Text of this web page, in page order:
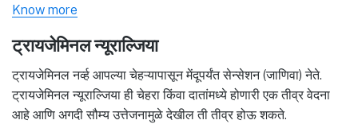
Know more
ट्रायजेमिनल न्यूराल्जिया
ट्रायजेमिनल नर्व्ह आपल्या चेहऱ्यापासून मेंदूपर्यंत सेन्सेशन (जाणिवा) नेते.
ट्रायजेमिनल न्यूराल्जिया ही चेहरा किंवा दातांमध्ये होणारी एक तीव्र वेदना
आहे आणि अगदी सौम्य उत्तेजनामुळे देखील ती तीव्र होऊ शकते.